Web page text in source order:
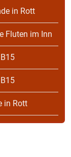
in Rott
Fluten im Inn
in Rott